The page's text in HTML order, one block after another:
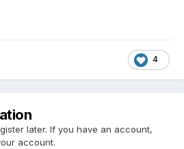
4
later. If you have an account,
account.